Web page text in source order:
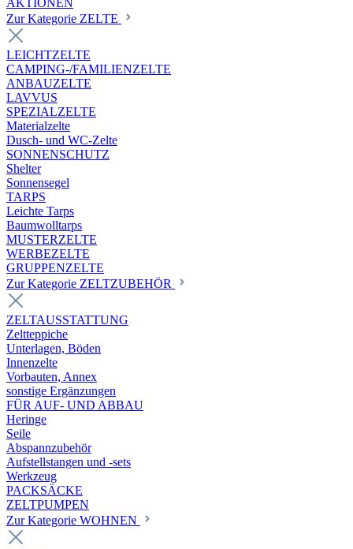
AKTIONEN
Zur Kategorie ZELTE
LEICHTZELTE
CAMPING-/FAMILIENZELTE
ANBAUZELTE
LAVVUS
SPEZIALZELTE
Materialzelte
Dusch- und WC-Zelte
SONNENSCHUTZ
Shelter
Sonnensegel
TARPS
Leichte Tarps
Baumwolltarps
MUSTERZELTE
WERBEZELTE
GRUPPENZELTE
Zur Kategorie ZELTZUBEHÖR
ZELTAUSSTATTUNG
Zeltteppiche
Unterlagen, Böden
Innenzelte
Vorbauten, Annex
sonstige Ergänzungen
FÜR AUF- UND ABBAU
Heringe
Seile
Abspannzubehör
Aufstellstangen und -sets
Werkzeug
PACKSÄCKE
ZELTPUMPEN
Zur Kategorie WOHNEN